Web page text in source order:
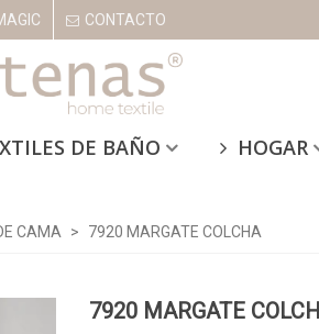
CONTACTO
DE BAÑO
HOGAR
CAMA > 7920 MARGATE COLCHA
7920 MARGATE